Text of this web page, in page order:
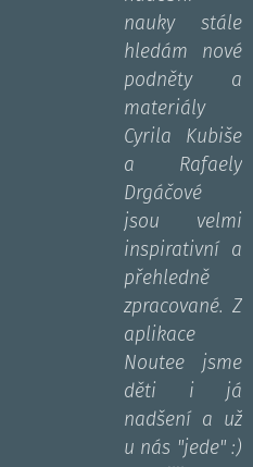
nauky stále
hledám nové
podněty a
materiály
Cyrila Kubiše
a Rafaely
Drgáčové
jsou velmi
inspirativní a
přehledně
zpracované. Z
aplikace
Noutee jsme
děti i já
nadšení a už
u nás "jede" :)